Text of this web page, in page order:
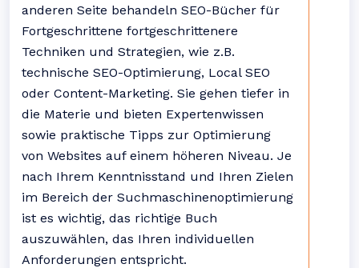
anderen Seite behandeln SEO-Bücher für
Fortgeschrittene fortgeschrittenere
Techniken und Strategien, wie z.B.
technische SEO-Optimierung, Local SEO
oder Content-Marketing. Sie gehen tiefer in
die Materie und bieten Expertenwissen
sowie praktische Tipps zur Optimierung
von Websites auf einem höheren Niveau. Je
nach Ihrem Kenntnisstand und Ihren Zielen
im Bereich der Suchmaschinenoptimierung
ist es wichtig, das richtige Buch
auszuwählen, das Ihren individuellen
Anforderungen entspricht.